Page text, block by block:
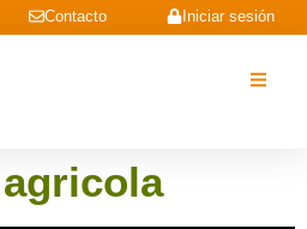
Iniciar sesión
Contacto